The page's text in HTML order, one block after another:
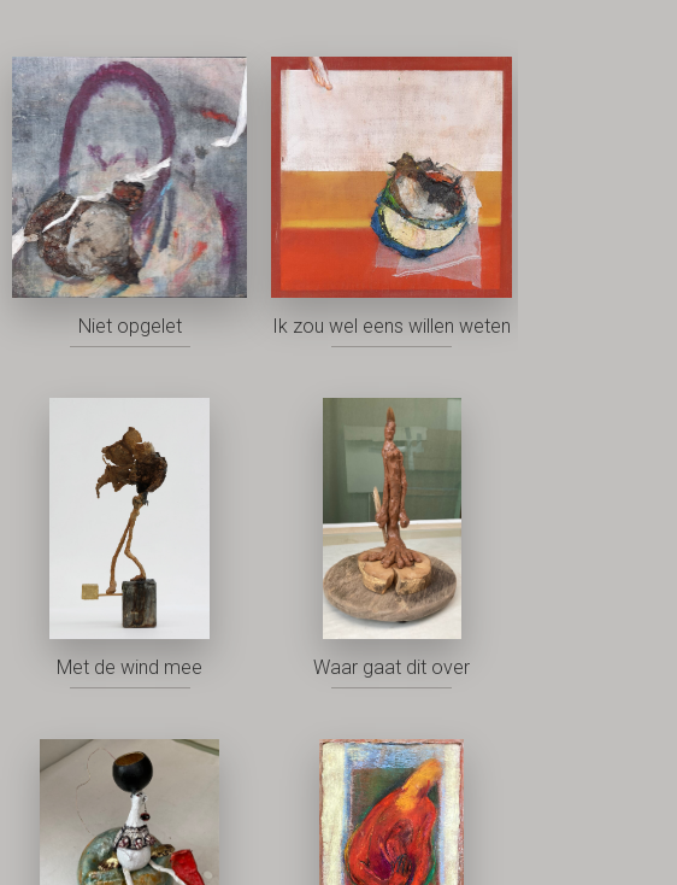
Niet opgelet Ik zou wel eens willen weten
Met de wind mee Waar gaat dit over